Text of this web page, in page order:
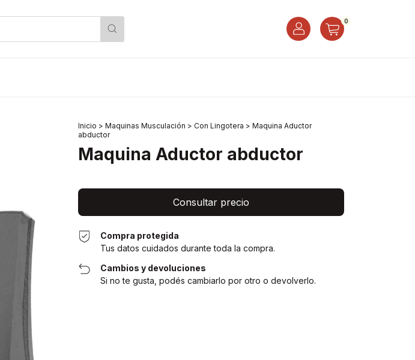
0
Inicio > Maquinas Musculación > Con Lingotera > Maquina Aductor
abductor
Maquina Aductor abductor
Compra protegida
Tus datos cuidados durante toda la compra.
Cambios y devoluciones
Si no te gusta, podés cambiarlo por otro o devolverlo.